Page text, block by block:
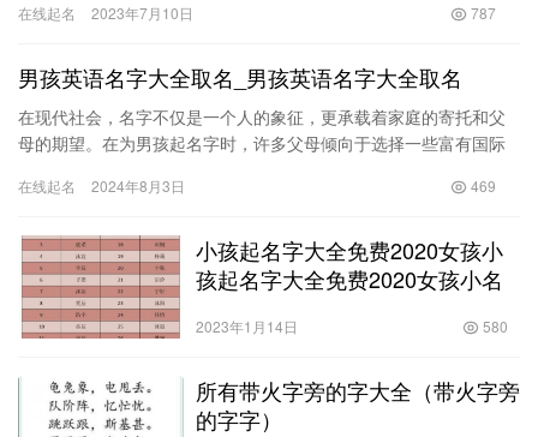
在线起名 2023年7月10日 787
男孩英语名字大全取名_男孩英语名字大全取名
在现代社会，名字不仅是一个人的象征，更承载着家庭的寄托和父
母的期望。在为男孩起名字时，许多父母倾向于选择一些富有国际
的父母…
在线起名 2024年8月3日 469
小孩起名字大全免费2020女孩小
孩起名字大全免费2020女孩小名
2023年1月14日 580
所有带火字旁的字大全（带火字旁
的字字）